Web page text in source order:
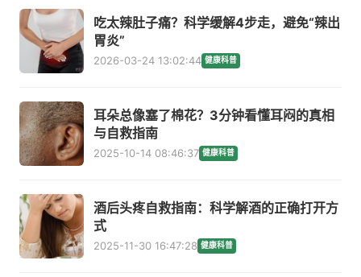
吃太辣肚子痛？科学缓解4步走，避免“辣出
胃炎”
2026-03-24 13:02:44 健康科普
耳朵总像塞了棉花？3分钟看懂耳闷的真相
与自救指南
2025-10-14 08:46:37 健康科普
酒后头疼自救指南：科学解酒的正确打开方
式
2025-11-30 16:47:28 健康科普